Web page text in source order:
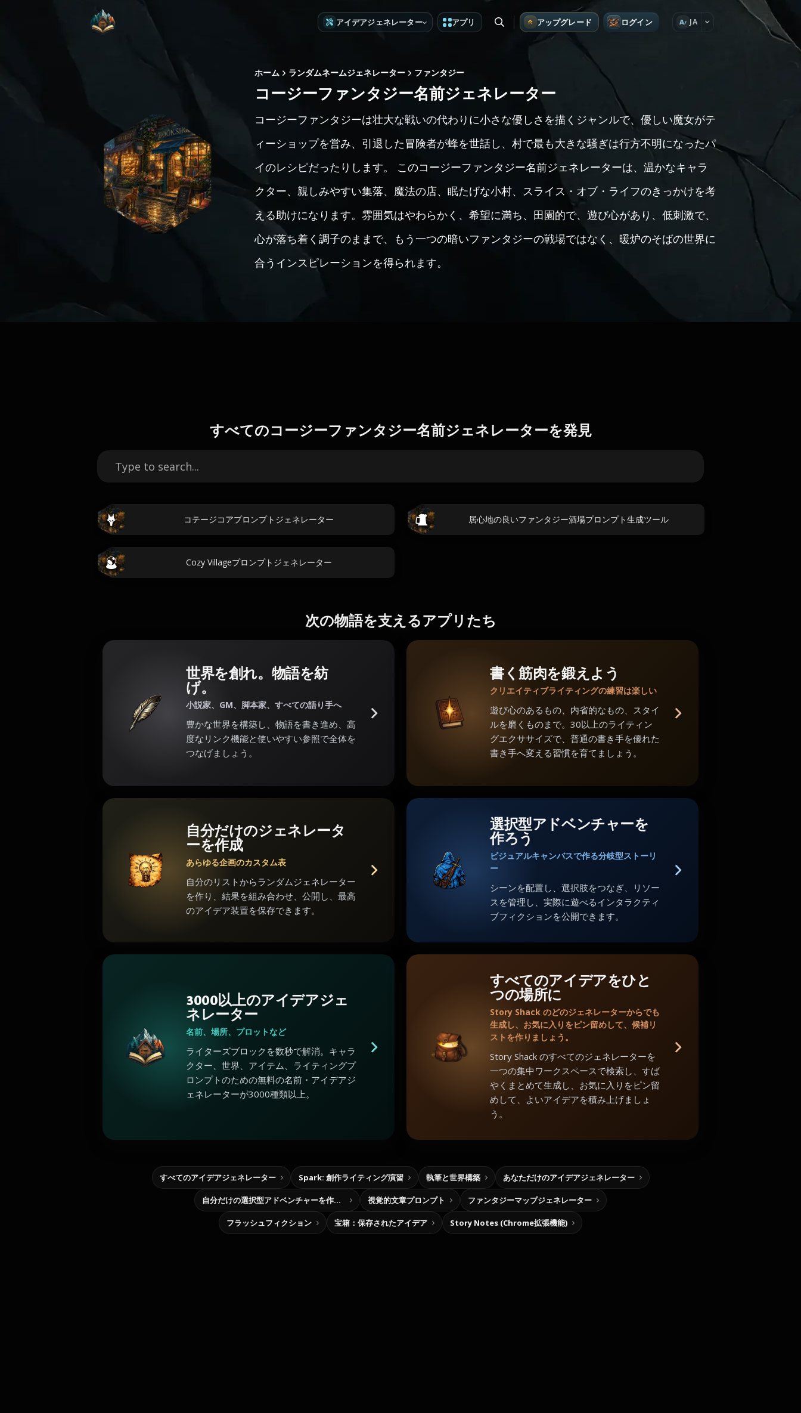
アイデアジェネレーター アプリ アップグレード ログイン A JA
ホーム ランダムネームジェネレーター ファンタジー
コージーファンタジー名前ジェネレーター
コージーファンタジーは壮大な戦いの代わりに小さな優しさを描くジャンルで、優しい魔女がテ
ィーショップを営み、引退した冒険者が蜂を世話し、村で最も大きな騒ぎは行方不明になったパ
イのレシピだったりします。 このコージーファンタジー名前ジェネレーターは、温かなキャラ
クター、親しみやすい集落、魔法の店、眠たげな小村、スライス・オブ・ライフのきっかけを考
える助けになります。雰囲気はやわらかく、希望に満ち、田園的で、遊び心があり、低刺激で、
心が落ち着く調子のままで、もう一つの暗いファンタジーの戦場ではなく、暖炉のそばの世界に
合うインスピレーションを得られます。
すべてのコージーファンタジー名前ジェネレーターを発見
コテージコアプロンプトジェネレーター 居心地の良いファンタジー酒場プロンプト生成ツール
Cozy Villageプロンプトジェネレーター
次の物語を支えるアプリたち
世界を創れ。物語を紡
げ。
小説家、GM、脚本家、すべての語り手へ
豊かな世界を構築し、物語を書き進め、高
度なリンク機能と使いやすい参照で全体を
つなげましょう。
書く筋肉を鍛えよう
クリエイティブライティングの練習は楽しい
遊び心のあるもの、内省的なもの、スタイ
ルを磨くものまで。30以上のライティン
グエクササイズで、普通の書き手を優れた
書き手へ変える習慣を育てましょう。
自分だけのジェネレータ
ーを作成
あらゆる企画のカスタム表
自分のリストからランダムジェネレーター
を作り、結果を組み合わせ、公開し、最高
のアイデア装置を保存できます。
選択型アドベンチャーを
作ろう
ビジュアルキャンバスで作る分岐型ストーリ
ー
シーンを配置し、選択肢をつなぎ、リソー
スを管理し、実際に遊べるインタラクティ
ブフィクションを公開できます。
3000以上のアイデアジェ
ネレーター
名前、場所、プロットなど
ライターズブロックを数秒で解消。キャラ
クター、世界、アイテム、ライティングプ
ロンプトのための無料の名前・アイデアジ
ェネレーターが3000種類以上。
すべてのアイデアをひと
つの場所に
Story Shack のどのジェネレーターからでも
生成し、お気に入りをピン留めして、候補リ
ストを作りましょう。
Story Shack のすべてのジェネレーターを
一つの集中ワークスペースで検索し、すば
やくまとめて生成し、お気に入りをピン留
めして、よいアイデアを積み上げましょ
う。
すべてのアイデアジェネレーター Spark: 創作ライティング演習 執筆と世界構築 あなただけのアイデアジェネレーター
自分だけの選択型アドベンチャーを作ろう 視覚的文章プロンプト ファンタジーマップジェネレーター
フラッシュフィクション 宝箱：保存されたアイデア Story Notes (Chrome拡張機能)